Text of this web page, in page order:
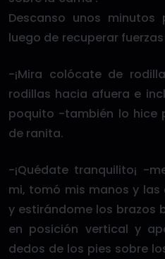
Descanso unos
luego de recuperar
-¡Mira colócate de
rodillas hacia afuera e
poquito -también lo hice
de ranita.
-¡Quédate tranquilito¡ -
mi, tomó mis manos y
y estirándome los brazos
en posición vertical y
dedos de los pies sobre